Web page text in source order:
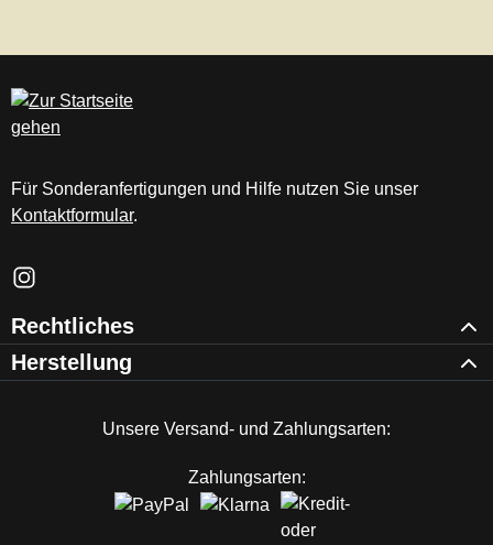
Für Sonderanfertigungen und Hilfe nutzen Sie unser
Kontaktformular.
Schau auf Instagram vorbei – öffnet in neuem Tab (externer
Rechtliches
Herstellung
Unsere Versand- und Zahlungsarten:
Zahlungsarten: